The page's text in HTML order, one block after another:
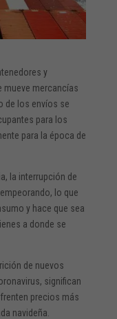
y
mueve mercancías
de los envíos se
para los
para la época de
la interrupción de
lo que
y hace que sea
a donde se
de nuevos
significan
precios más
navideña.